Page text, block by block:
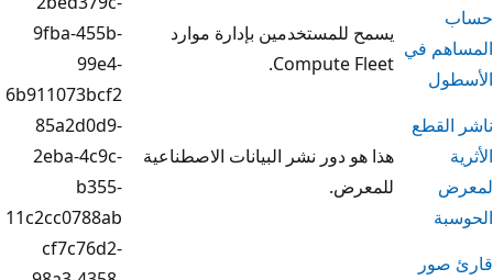
للمستخدمين بإدارة موارد
Compute
9fba-455b-
دور نشر البيانات الاصطناعية
2eba-4c9c-